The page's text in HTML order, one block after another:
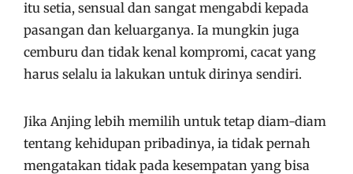
itu setia, sensual dan sangat mengabdi kepada
pasangan dan keluarganya. Ia mungkin juga
cemburu dan tidak kenal kompromi, cacat yang
harus selalu ia lakukan untuk dirinya sendiri.
Jika Anjing lebih memilih untuk tetap diam-diam
tentang kehidupan pribadinya, ia tidak pernah
mengatakan tidak pada kesempatan yang bisa